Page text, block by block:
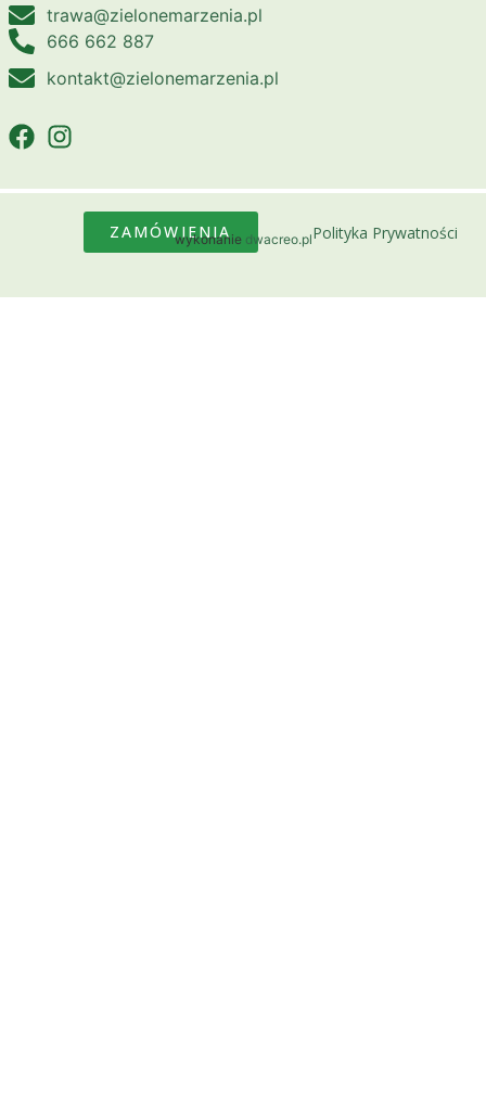
trawa@zielonemarzenia.pl
666 662 887
kontakt@zielonemarzenia.pl
ZAMÓWIENIA Polityka Prywatności
wykonanie dwacreo.pl